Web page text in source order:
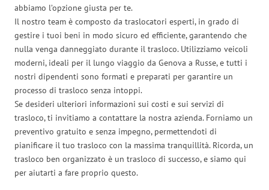
abbiamo l’opzione giusta per te.
Il nostro team è composto da traslocatori esperti, in grado di
gestire i tuoi beni in modo sicuro ed efficiente, garantendo che
nulla venga danneggiato durante il trasloco. Utilizziamo veicoli
moderni, ideali per il lungo viaggio da Genova a Russe, e tutti i
nostri dipendenti sono formati e preparati per garantire un
processo di trasloco senza intoppi.
Se desideri ulteriori informazioni sui costi e sui servizi di
trasloco, ti invitiamo a contattare la nostra azienda. Forniamo un
preventivo gratuito e senza impegno, permettendoti di
pianificare il tuo trasloco con la massima tranquillità. Ricorda, un
trasloco ben organizzato è un trasloco di successo, e siamo qui
per aiutarti a fare proprio questo.